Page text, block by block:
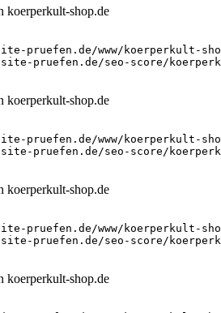
pruefen.de/www/koerperkult-
pruefen.de/seo-score/
pruefen.de/www/koerperkult-
pruefen.de/seo-score/
pruefen.de/www/koerperkult-
pruefen.de/seo-score/